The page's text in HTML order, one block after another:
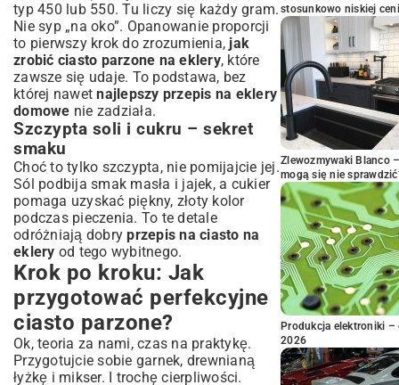
typ 450 lub 550. Tu liczy się każdy gram.
Nie syp „na oko”. Opanowanie proporcji
to pierwszy krok do zrozumienia, jak
zrobić ciasto parzone na eklery, które
zawsze się udaje. To podstawa, bez
której nawetnajlepszy przepis na eklery
domowe nie zadziała.
Szczypta soli i cukru – sekret
smaku
Choć to tylko szczypta, nie pomijajcie jej.
Sól podbija smak masła i jajek, a cukier
pomaga uzyskać piękny, złoty kolor
podczas pieczenia. To te detale
odróżniają dobryprzepis na ciasto na
eklery od tego wybitnego.
Krok po kroku: Jak
przygotować perfekcyjne
ciasto parzone?
Ok, teoria za nami, czas na praktykę.
Przygotujcie sobie garnek, drewnianą
łyżkę i mikser. I trochę cierpliwości.
stosunkowo niskiej
Zlewozmywaki Blanco
mogą się nie
Produkcja elektroniki –
2026